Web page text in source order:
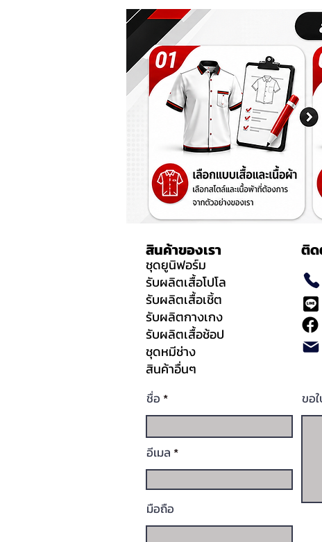
สินค้าของเรา
ชุดยูนิฟอร์ม
รับผลิตเสื้อโปโล
รับผลิตเสื้อเชิ้ต
รับผลิตกางเกง
รับผลิตเสื้อช้อป
ชุดหมีช่าง
สินค้าอื่นๆ
ติด
ชื่อ
อีเมล
มือถือ
ขอ